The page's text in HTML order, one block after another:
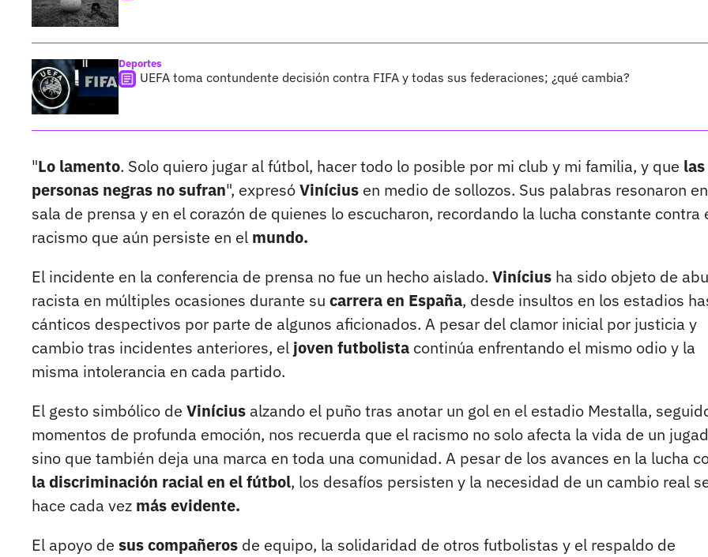
Deportes
UEFA toma contundente decisión contra FIFA y todas sus federaciones; ¿qué cambia?
"Lo lamento. Solo quiero jugar al fútbol, hacer todo lo posible por mi club y mi familia, y que las
personas negras no sufran", expresóVinícius en medio de sollozos. Sus palabras resonaron
sala de prensa y en el corazón de quienes lo escucharon, recordando la lucha constante contra
racismo que aún persiste en el mundo.
El incidente en la conferencia de prensa no fue un hecho aislado. Vinícius ha sido objeto de
racista en múltiples ocasiones durante su carrera en España, desde insultos en los estadios
cánticos despectivos por parte de algunos aficionados. A pesar del clamor inicial por justicia y
cambio tras incidentes anteriores, el joven futbolista continúa enfrentando el mismo odio y la
misma intolerancia en cada partido.
El gesto simbólico de Vinícius alzando el puño tras anotar un gol en el estadio Mestalla,
momentos de profunda emoción, nos recuerda que el racismo no solo afecta la vida de un
sino que también deja una marca en toda una comunidad. A pesar de los avances en la lucha
la discriminación racial en el fútbol, los desafíos persisten y la necesidad de un cambio real
hace cada vez más evidente.
El apoyo de sus compañeros de equipo, la solidaridad de otros futbolistas y el respaldo de